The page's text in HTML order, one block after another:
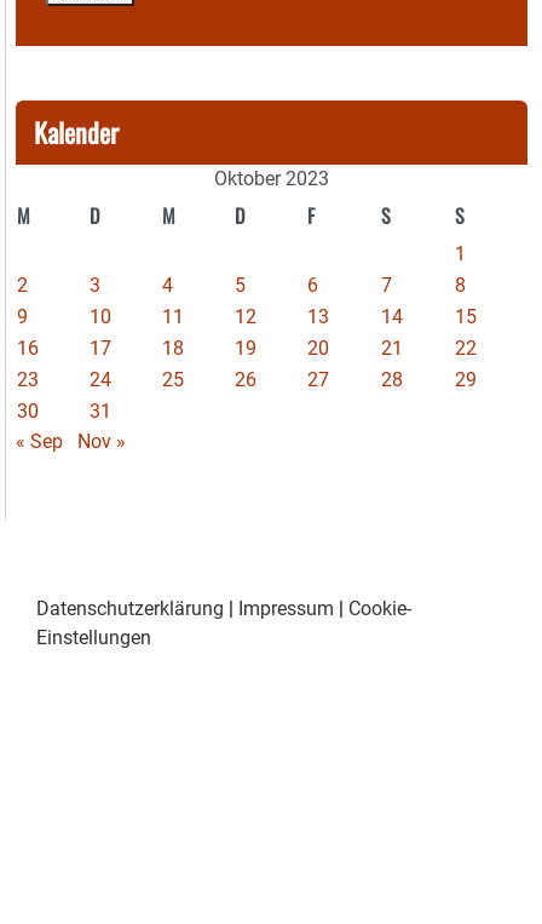
Kalender
Oktober 2023
M D M D F S S
1
2
3 4 5 6 7
8
9
10 11 12 13 14
15
16
17 18 19 20 21
22
23
24 25 26 27 28
29
30
31
« Sep
Nov »
Datenschutzerklärung Impressum
Cookie-
Einstellungen